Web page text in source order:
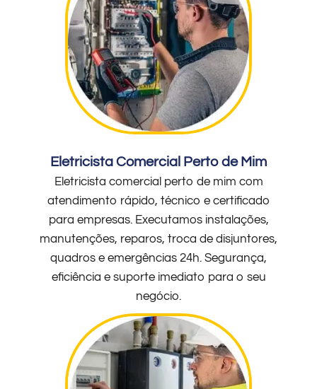
Eletricista Comercial Perto de Mim
Eletricista comercial perto de mim com
atendimento rápido, técnico e certificado
para empresas. Executamos instalações,
manutenções, reparos, troca de disjuntores,
quadros e emergências 24h. Segurança,
eficiência e suporte imediato para o seu
negócio.